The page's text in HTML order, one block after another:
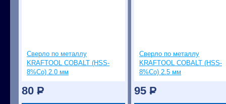
Сверло по металлу
KRAFTOOL COBALT (HSS-
8%Co) 2.0 мм
80 P
Сверло по металлу
KRAFTOOL COBALT (HSS-
8%Co) 2.5 мм
95 P